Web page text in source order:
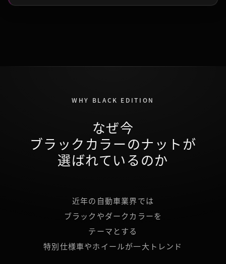
WHY BLACK EDITION
なぜ今
ブラックカラーのナットが
選ばれているのか
近年の自動車業界では
ブラックやダークカラーを
テーマとする
特別仕様車やホイールが一大トレンド